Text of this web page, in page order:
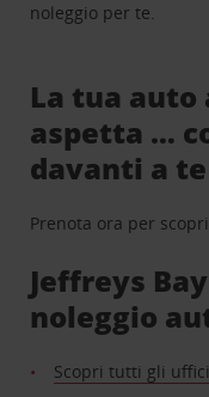
noleggio per te.
La tua auto
aspetta …
davanti a te
Prenota ora per
Jeffreys
noleggio
Scopri tutti gli